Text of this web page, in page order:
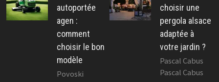
autoportée
agen :
comment
choisir le bon
modèle
Povoski
choisir une
pergola alsace
adaptée à
votre jardin ?
Pascal Cabus
Pascal Cabus